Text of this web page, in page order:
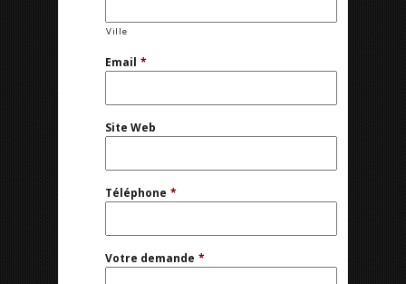
Ville
Email *
Site Web
Téléphone *
Votre demande *